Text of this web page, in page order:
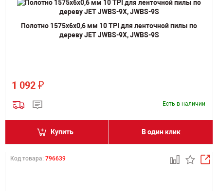
Полотно 1575х6х0,6 мм 10 TPI для ленточной пилы по
дереву JET JWBS-9X, JWBS-9S
1 092 ₽
Есть в наличии
Купить В один клик
Код товара: 796639